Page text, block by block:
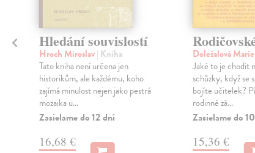
Hledání souvislostí
Hroch Miroslav| Kniha
Tato kniha není určena jen
historikům, ale každému, koho
zajímá minulost nejen jako pestrá
mozaika u...
Zasielame do 12 dní
16,68 €
Doležalová Marie
Jaké to je chodit
schůzky, když se
bojíte učitelek?
rodinné zá...
Zasielame do
15,36 €